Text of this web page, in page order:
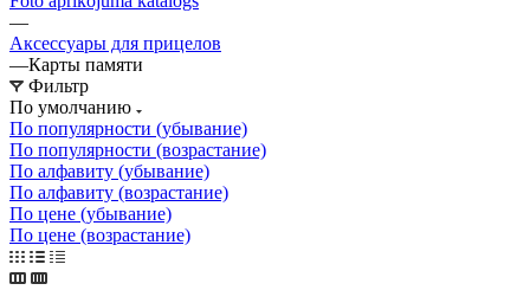
—
Аксессуары для прицелов
—Карты памяти
Фильтр
По умолчанию
По популярности (убывание)
По популярности (возрастание)
По алфавиту (убывание)
По алфавиту (возрастание)
По цене (убывание)
По цене (возрастание)